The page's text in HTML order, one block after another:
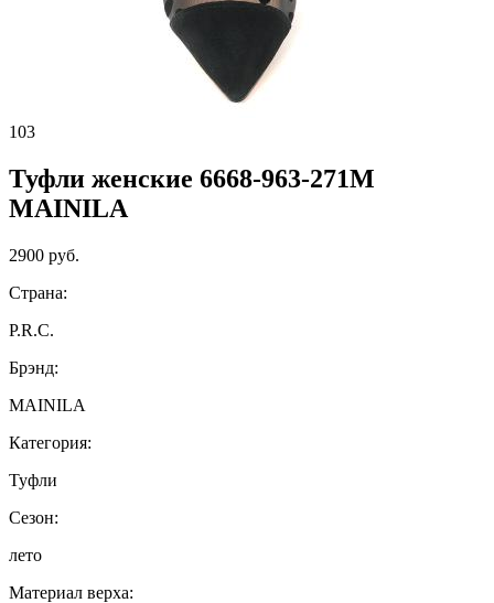
103
Туфли женские 6668-963-271M
MAINILA
2900 руб.
Страна:
P.R.C.
Брэнд:
MAINILA
Категория:
Туфли
Сезон:
лето
Материал верха: